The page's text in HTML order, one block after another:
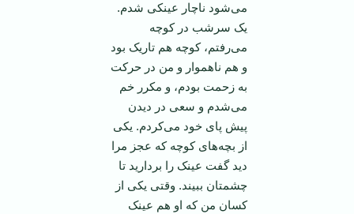
می‌شود ناچار عینکی شدم.
یک سرشب در کوچه
می‌رفتم، کوچه هم تاریک بود
و هم ناهموار و من در حرکت
به زحمت بودم، و مکرر خم
می‌شدم و سعی در دیدن
پیش پای خود می‌کردم. یکی
از بچه‌های کوچه که عجز مرا
دید گفت عینک را بردارید تا
چشمتان ببیند. وقتی یکی از
کسان من که او هم عینک